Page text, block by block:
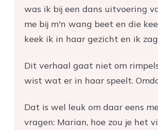
was ik bij een dans uitvoering
me bij m'n wang beet en die
keek ik in haar gezicht en ik
Dit verhaal gaat niet om
wist wat er in haar speelt.
Dat is wel leuk om daar eens
vragen: Marian, hoe zou je het